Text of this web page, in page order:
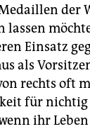
der
lassen
Einsatz
als
rechts oft
für
ihr